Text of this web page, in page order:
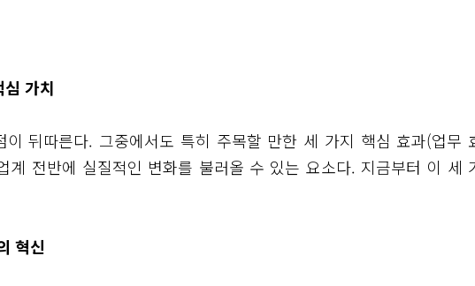
가치
뒤따른다. 그중에서도 특히 주목할 만한 세 가지 핵심 효과(업무
전반에 실질적인 변화를 불러올 수 있는 요소다. 지금부터 이 세
혁신